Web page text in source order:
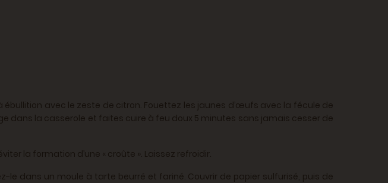
avec le zeste de citron. Fouettez les jaunes d’œufs avec la fécule de
dans la casserole et faites cuire à feu doux 5 minutes sans jamais cesser de
la formation d’une « croûte ». Laissez refroidir.
le dans un moule à tarte beurré et fariné. Couvrir de papier sulfurisé, puis de